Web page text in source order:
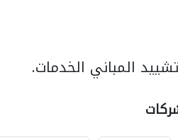
المباني الخدمات.